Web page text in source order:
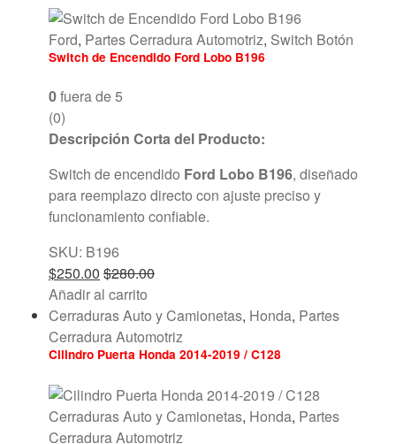
Ford, Partes Cerradura Automotriz, Switch Botón
Switch de Encendido Ford Lobo B196
0fuera de 5
(0)
Descripción Corta del Producto:
Switch de encendido Ford Lobo B196, diseñado
para reemplazo directo con ajuste preciso y
funcionamiento confiable.
SKU: B196
$250.00 $280.00
Añadir al carrito
Cerraduras Auto y Camionetas, Honda, Partes
Cerradura Automotriz
Cilindro Puerta Honda 2014-2019 / C128
Cerraduras Auto y Camionetas, Honda, Partes
Cerradura Automotriz